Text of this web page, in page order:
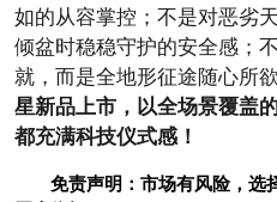
如的从容掌控；不是对恶劣
倾盆时稳稳守护的安全感；
就，而是全地形征途随心所欲
星新品上市，以全场景覆盖
都充满科技仪式感！
免责声明：市场有风险，选